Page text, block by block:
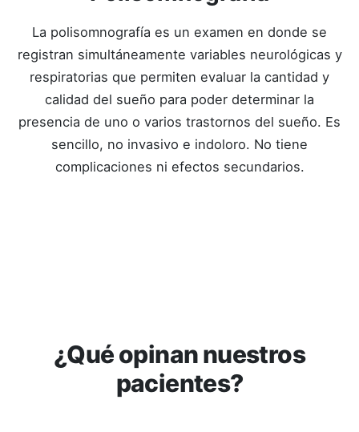
La polisomnografía es un examen en donde se
registran simultáneamente variables neurológicas y
respiratorias que permiten evaluar la cantidad y
calidad del sueño para poder determinar la
presencia de uno o varios trastornos del sueño. Es
sencillo, no invasivo e indoloro. No tiene
complicaciones ni efectos secundarios.
¿Qué opinan nuestros
pacientes?